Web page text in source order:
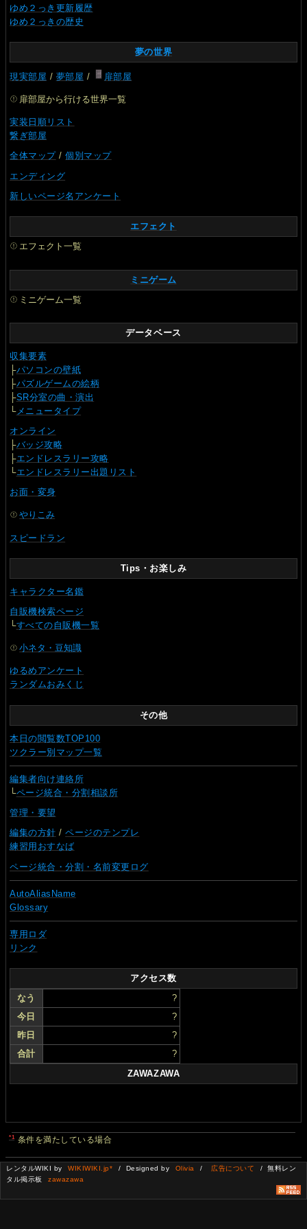
ゆめ２っき更新履歴
ゆめ２っきの歴史
夢の世界
現実部屋 / 夢部屋 / 扉部屋
扉部屋から行ける世界一覧
実装日順リスト
繋ぎ部屋
全体マップ/個別マップ
エンディング
新しいページ名アンケート
エフェクト
エフェクト一覧
ミニゲーム
ミニゲーム一覧
データベース
収集要素
├パソコンの壁紙
├パズルゲームの絵柄
├SR分室の曲・演出
└メニュータイプ
オンライン
├バッジ攻略
├エンドレスラリー攻略
└エンドレスラリー出題リスト
お面・変身
やりこみ
スピードラン
Tips・お楽しみ
キャラクター名鑑
自販機検索ページ
└すべての自販機一覧
小ネタ・豆知識
ゆるめアンケート
ランダムおみくじ
その他
本日の閲覧数TOP100
ツクラー別マップ一覧
編集者向け連絡所
└ページ統合・分割相談所
管理・要望
編集の方針 /ページのテンプレ
練習用おすなば
ページ統合・分割・名前変更ログ
AutoAliasName
Glossary
専用ロダ
リンク
アクセス数
なう
?
今日
?
昨日
?
合計
?
ZAWAZAWA
*1 条件を満たしている場合
レンタルWIKI by WIKIWIKI.jp* / Designed by Olivia / 広告について
/ 無料レン
タル掲示板
zawazawa